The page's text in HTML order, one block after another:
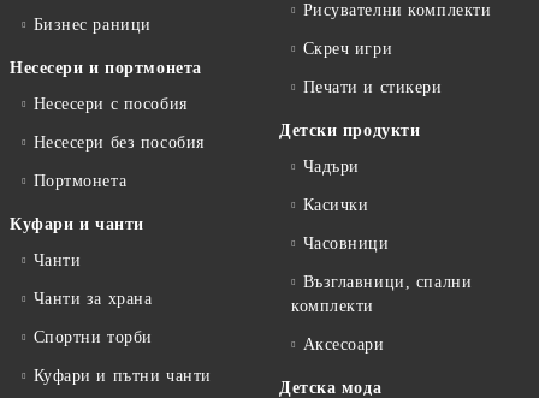
Бизнес раници
Несесери и портмонета
Несесери с пособия
Несесери без пособия
Портмонета
Куфари и чанти
Чанти
Чанти за храна
Спортни торби
Куфари и пътни чанти
Рисувателни комплекти
Скреч игри
Печати и стикери
Детски продукти
Чадъри
Касички
Часовници
Възглавници, спални
комплекти
Аксесоари
Детска мода